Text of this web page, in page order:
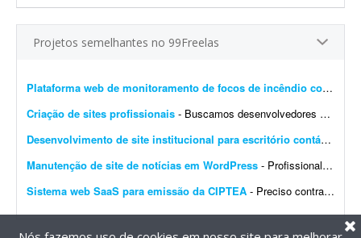
Projetos semelhantes no 99Freelas
Plataforma web de monitoramento de focos de incêndio com mapa interativo
Criação de sites profissionais - Buscamos desenvolvedores e web designers para parceria recorrente na criação de websites profissionais. Os projetos serão principalmente para pequenas e médias empresas...
Desenvolvimento de site institucional para escritório contábil
Manutenção de site de notícias em WordPress - Profissional para realizar manutenção, configuração de automações, melhoria visual e atualização de site de notícias em WordPress. At...
Sistema web SaaS para emissão da CIPTEA - Preciso contratar um desenvolvedor ou equipe para criar um sistema web (SaaS multi-tenant) voltado para a emissão digital da CIPTEA (Carteira de Identificação da Pessoa com Tra...